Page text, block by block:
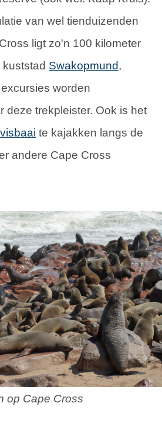
van wel tienduizenden
ligt zo'n 100 kilometer
Swakopmund,
worden
deze trekpleister. Ook is het
te kajakken langs de
andere Cape Cross
op Cape Cross